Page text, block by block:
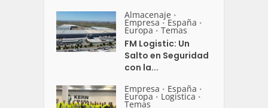
Almacenaje •
Empresa • España •
Europa • Temas
FM Logistic: Un
Salto en Seguridad
con la...
Empresa • España •
Europa • Logistica •
Temas